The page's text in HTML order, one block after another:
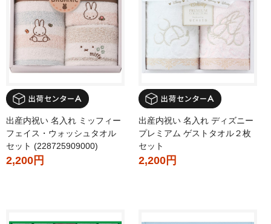
出産内祝い 名入れ ミッフィー
フェイス・ウォッシュタオル
セット (228725909000)
2,200円
出産内祝い 名入れ ディズニー
プレミアム ゲストタオル２枚
セット
2,200円